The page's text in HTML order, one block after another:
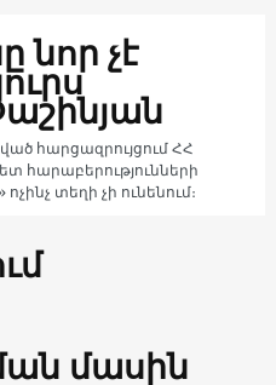
նոր չէ
հարցազրույցում ՀՀ
հարաբերությունների
տեղի չի ունենում։
մասին